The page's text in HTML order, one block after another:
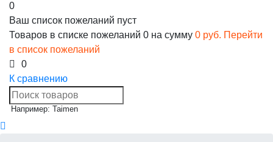
0
Ваш список пожеланий пуст
Товаров в списке пожеланий 0 на сумму 0 руб. Перейти
в список пожеланий
0
К сравнению
Например: Taimen